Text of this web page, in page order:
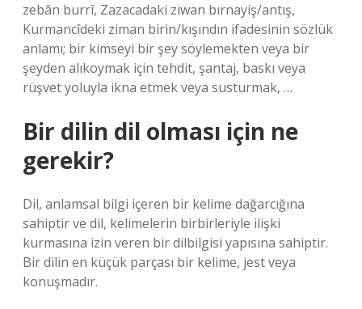
zebân burrî, Zazacadaki ziwan bırnayiş/antış,
Kurmancîdeki ziman birin/kışındın ifadesinin sözlük
anlamı; bir kimseyi bir şey söylemekten veya bir
şeyden alıkoymak için tehdit, şantaj, baskı veya
rüşvet yoluyla ikna etmek veya susturmak, …
Bir dilin dil olması için ne
gerekir?
Dil, anlamsal bilgi içeren bir kelime dağarcığına
sahiptir ve dil, kelimelerin birbirleriyle ilişki
kurmasına izin veren bir dilbilgisi yapısına sahiptir.
Bir dilin en küçük parçası bir kelime, jest veya
konuşmadır.